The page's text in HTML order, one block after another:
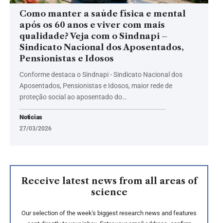
Como manter a saúde física e mental
após os 60 anos e viver com mais
qualidade? Veja com o Sindnapi –
Sindicato Nacional dos Aposentados,
Pensionistas e Idosos
Conforme destaca o Sindnapi - Sindicato Nacional dos
Aposentados, Pensionistas e Idosos, maior rede de
proteção social ao aposentado do…
Noticias
27/03/2026
Receive latest news from all areas of
science
Our selection of the week's biggest research news and features